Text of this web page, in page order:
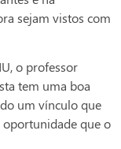
sejam vistos com
o professor
tem uma boa
um vínculo que
oportunidade que o